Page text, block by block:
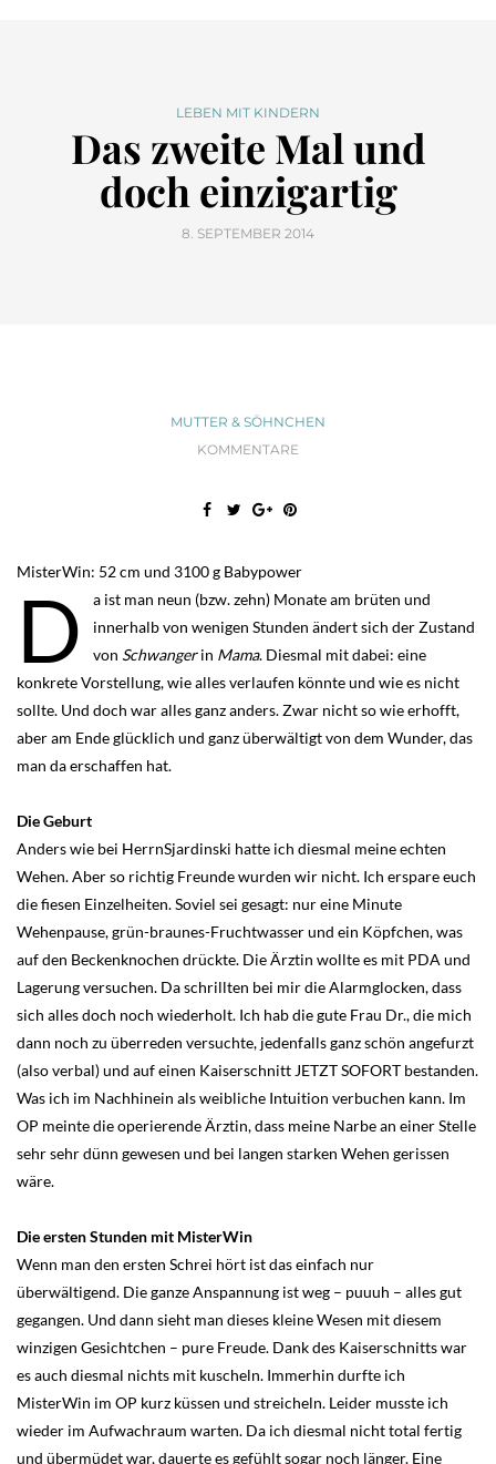
LEBEN MIT KINDERN
Das zweite Mal und
doch einzigartig
8. SEPTEMBER 2014
MUTTER & SÖHNCHEN
KOMMENTARE
MisterWin: 52 cm und 3100 g Babypower
D
a ist man neun (bzw. zehn) Monate am brüten und
innerhalb von wenigen Stunden ändert sich der Zustand
von Schwangerin Mama. Diesmal mit dabei: eine
konkrete Vorstellung, wie alles verlaufen könnte und wie es nicht
sollte. Und doch war alles ganz anders. Zwar nicht so wie erhofft,
aber am Ende glücklich und ganz überwältigt von dem Wunder, das
man da erschaffen hat.
Die Geburt
Anders wie bei HerrnSjardinski hatte ich diesmal meine echten
Wehen. Aber so richtig Freunde wurden wir nicht. Ich erspare euch
die fiesen Einzelheiten. Soviel sei gesagt: nur eine Minute
Wehenpause, grün-braunes-Fruchtwasser und ein Köpfchen, was
auf den Beckenknochen drückte. Die Ärztin wollte es mit PDA und
Lagerung versuchen. Da schrillten bei mir die Alarmglocken, dass
sich alles doch noch wiederholt. Ich hab die gute Frau Dr., die mich
dann noch zu überreden versuchte, jedenfalls ganz schön angefurzt
(also verbal) und auf einen Kaiserschnitt JETZT SOFORT bestanden.
Was ich im Nachhinein als weibliche Intuition verbuchen kann. Im
OP meinte die operierende Ärztin, dass meine Narbe an einer Stelle
sehr sehr dünn gewesen und bei langen starken Wehen gerissen
wäre.
Die ersten Stunden mit MisterWin
Wenn man den ersten Schrei hört ist das einfach nur
überwältigend. Die ganze Anspannung ist weg – puuuh – alles gut
gegangen. Und dann sieht man dieses kleine Wesen mit diesem
winzigen Gesichtchen – pure Freude. Dank des Kaiserschnitts war
es auch diesmal nichts mit kuscheln. Immerhin durfte ich
MisterWin im OP kurz küssen und streicheln. Leider musste ich
wieder im Aufwachraum warten. Da ich diesmal nicht total fertig
und übermüdet war, dauerte es gefühlt sogar noch länger. Eine